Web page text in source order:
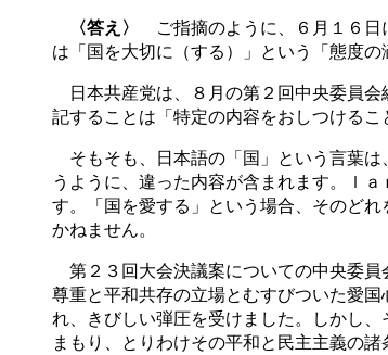
〈答え〉
ご指摘のように、６月１６日
は「国を大切に（する）」という「態度
日本共産党は、８月の第２回中央委員会
記することは「特定の内容をおしつける
そもそも、日本語の「国」という言葉
うように、違った内容が含まれます。ｌ
す。「国を愛する」という場合、そのど
かねません。
第２３回大会決議案についての中央委員
尊重と平和共存の立場とむすびついた愛
れ、きびしい弾圧を受けました。しかし
まもり、とりわけその平和と民主主義の